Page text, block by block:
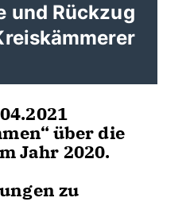
und Rückzug
über die
Jahr 2020.
zu